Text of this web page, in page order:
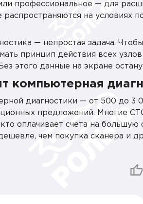
профессиональное — для
на условиях
— непростая задача.
принцип действия всех
этого данные на экране
компьютерная
диагностики — от 500 до 3
предложений. Многие
оплачивает счета на
чем покупка сканера и